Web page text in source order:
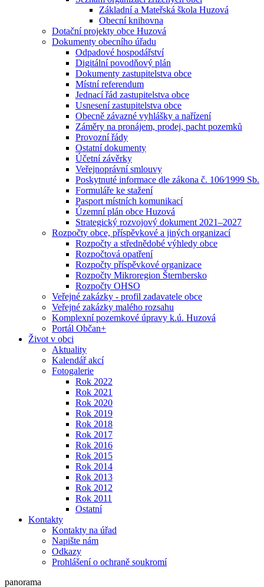
Základní a Mateřská škola Huzová
Obecní knihovna
Dotační projekty obce Huzová
Dokumenty obecního úřadu
Odpadové hospodářství
Digitální povodňový plán
Dokumenty zastupitelstva obce
Místní referendum
Jednací řád zastupitelstva obce
Usnesení zastupitelstva obce
Obecně závazné vyhlášky a nařízení
Záměry na pronájem, prodej, pacht pozemků
Provozní řády
Ostatní dokumenty
Účetní závěrky
Veřejnoprávní smlouvy
Poskytnuté informace dle zákona č. 106⁄1999 Sb.
Formuláře ke stažení
Pasport místních komunikací
Územní plán obce Huzová
Strategický rozvojový dokument 2021–2027
Rozpočty obce, příspěvkové a jiných organizací
Rozpočty a střednědobé výhledy obce
Rozpočtová opatření
Rozpočty příspěvkové organizace
Rozpočty Mikroregion Šternbersko
Rozpočty OHSO
Veřejné zakázky - profil zadavatele obce
Veřejné zakázky malého rozsahu
Komplexní pozemkové úpravy k.ú. Huzová
Portál Občan+
Život v obci
Aktuality
Kalendář akcí
Fotogalerie
Rok 2022
Rok 2021
Rok 2020
Rok 2019
Rok 2018
Rok 2017
Rok 2016
Rok 2015
Rok 2014
Rok 2013
Rok 2012
Rok 2011
Ostatní
Kontakty
Kontakty na úřad
Napište nám
Odkazy
Prohlášení o ochraně soukromí
panorama